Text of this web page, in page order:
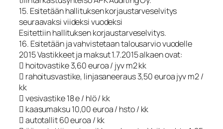
15. Esitetään hallituksen korjaustarveselvitys
seuraavaksi viideksi vuodeksi
Esitettiin hallituksen korjaustarveselvitys.
16. Esitetään ja vahvistetaan talousarvio vuodelle
2015 Vastikkeet ja maksut 1.7.2015 alkaen ovat:
 hoitovastike 3,60 euroa / jyv m2 kk
 rahoitusvastike, linjasaneeraus 3,50 euroa jyv m2 /
kk
 vesivastike 18 e / hlö / kk
 kaasumaksu 10,00 euroa / hsto / kk
 autotallit 60 euroa / kk